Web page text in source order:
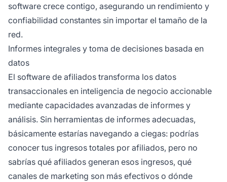
software crece contigo, asegurando un rendimiento y
confiabilidad constantes sin importar el tamaño de la
red.
Informes integrales y toma de decisiones basada en
datos
El software de afiliados transforma los datos
transaccionales en inteligencia de negocio accionable
mediante capacidades avanzadas de informes y
análisis. Sin herramientas de informes adecuadas,
básicamente estarías navegando a ciegas: podrías
conocer tus ingresos totales por afiliados, pero no
sabrías qué afiliados generan esos ingresos, qué
canales de marketing son más efectivos o dónde